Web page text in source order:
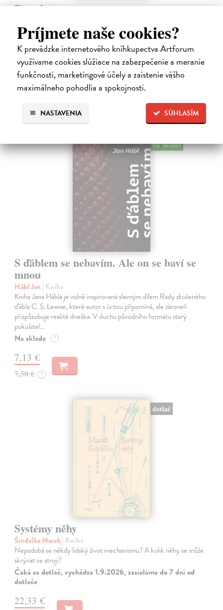
Príjmete naše cookies?
K prevádzke internetového kníhkupectva Artforum
využívame cookies slúžiace na zabezpečenie a meranie
funkčnosti, marketingové účely a zaistenie vášho
maximálneho pohodlia a spokojnosti.
SÚHLASÍM
NASTAVENIA
Pomalost
Pomalost, chronologicky první ze čtyř románů Milana Kundery
napsaných francouzsky, vychází v českém překladu Anny
Kareninové. Vydávání Kunderových románů v českém jazyce se
uzavírá.
Na sklade ?
14,73 €
na sklade
S ďáblem se nebavím. Ale on se baví se
mnou
Hábl Jan | Kniha
Kniha Jana Hábla je volně inspirovaná slavným dílem Rady zkušeného
ďábla C. S. Lewise, které autor s úctou připomíná, ale zároveň
přizpůsobuje realitě dneška. V duchu původního formátu starý
pokušitel…
Na sklade ?
7,13 €
7,50 € ?
dotlač
Systémy něhy
Šindelka Marek| Kniha
Nepodobá se někdy lidský život mechanismu? A kolik něhy se může
skrývat ve stroji?
Čaká sa dotlač, vychádza 1.9.2026, zasielame do 7 dní od
dotlače
22,33 €